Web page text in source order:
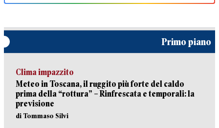
Primo piano
Clima impazzito
Meteo in Toscana, il ruggito più forte del caldo
prima della “rottura” – Rinfrescata e temporali: la
previsione
di Tommaso Silvi